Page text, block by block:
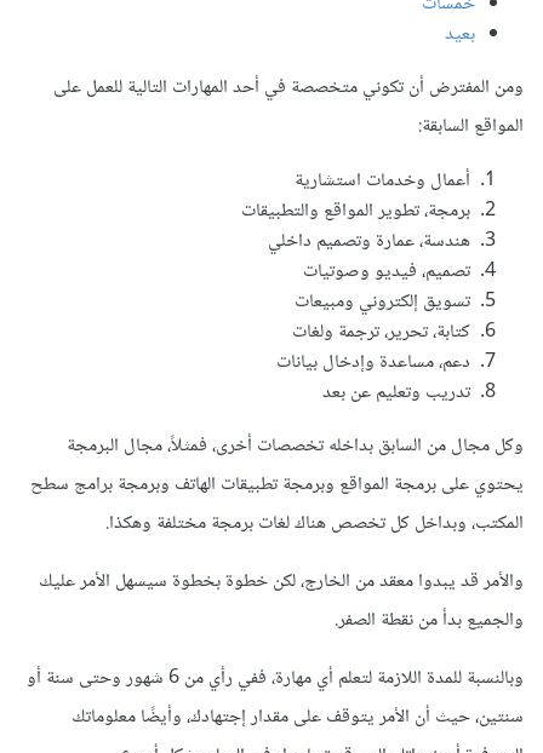
بعيد
ومن المفترض أن تكوني متخصصة في أحد المهارات التالية للعمل على
المواقع السابقة:
أعمال وخدمات استشارية
برمجة، تطوير المواقع والتطبيقات
هندسة، عمارة وتصميم داخلي
تصميم، فيديو وصوتيات
تسويق إلكتروني ومبيعات
كتابة، تحرير، ترجمة ولغات
دعم، مساعدة وإدخال بيانات
تدريب وتعليم عن بعد
وكل مجال من السابق بداخله تخصصات أخرى، فمثلاً، مجال البرمجة
يحتوي على برمجة المواقع وبرمجة تطبيقات الهاتف وبرمجة برامج سطح
المكتب، وبداخل كل تخصص هناك لغات برمجة مختلفة وهكذا.
والأمر قد يبدوا معقد من الخارج، لكن خطوة بخطوة سيسهل الأمر عليك
والجميع بدأ من نقطة الصفر.
وبالنسبة للمدة اللازمة لتعلم أي مهارة، ففي رأي من 6 شهور وحتى سنة أو
سنتين، حيث أن الأمر يتوقف على مقدار إجتهادك، وأيضًا معلوماتك